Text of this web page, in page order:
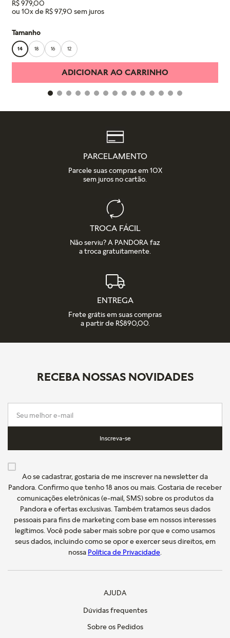
R$979,00
ou 10x de R$97,90
Tamanho
14 18 16 12
ADICIONAR AO CARRINHO
PARCELAMENTO
Parcele suas compras em 10X
sem juros no cartão.
TROCA FÁCIL
Não serviu? A PANDORA faz
a troca gratuitamente.
ENTREGA
Frete grátis em suas compras
a partir de R$890,00.
RECEBA NOSSAS NOVIDADES
Inscreva-se
Ao se cadastrar, gostaria de me inscrever na newsletter da
Pandora. Confirmo que tenho 18 anos ou mais. Gostaria de receber
comunicações eletrônicas (e-mail, SMS) sobre os produtos da
Pandora e ofertas exclusivas. Também tratamos seus dados
pessoais para fins de marketing com base em nossos interesses
legítimos. Você pode saber mais sobre por que e como usamos
seus dados, incluindo como se opor e exercer seus direitos, em
nossa Política de Privacidade
AJUDA
Dúvidas frequentes
Sobre os Pedidos